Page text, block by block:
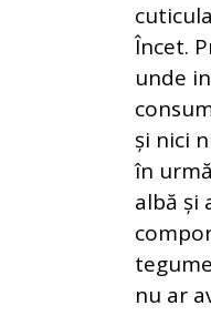
Încet.
unde
și nici
în
albă și
nu ar